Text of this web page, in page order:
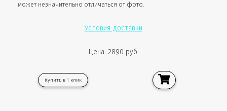
может незначительно отличаться от фото.
Условия доставки
Цена: 2890 руб.
Купить в 1 клик